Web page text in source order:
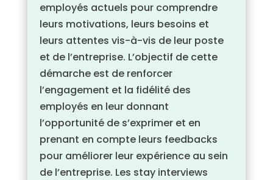
employés actuels pour comprendre
leurs motivations, leurs besoins et
leurs attentes vis-à-vis de leur poste
et de l’entreprise. L’objectif de cette
démarche est de renforcer
l’engagement et la fidélité des
employés en leur donnant
l’opportunité de s’exprimer et en
prenant en compte leurs feedbacks
pour améliorer leur expérience au sein
de l’entreprise. Les stay interviews